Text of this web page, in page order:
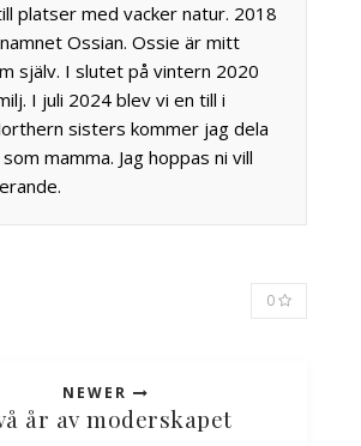
platser med vacker natur. 2018
Ossian. Ossie är mitt
själv. I slutet på vintern 2020
I juli 2024 blev vi en till i
sisters kommer jag dela
mamma. Jag hoppas ni vill
0
NEWER
år av moderskapet